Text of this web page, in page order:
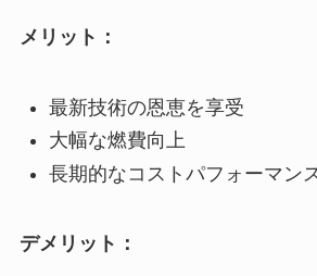
メリット：
最新技術の恩恵を享受
大幅な燃費向上
長期的なコストパフォーマン
デメリット：